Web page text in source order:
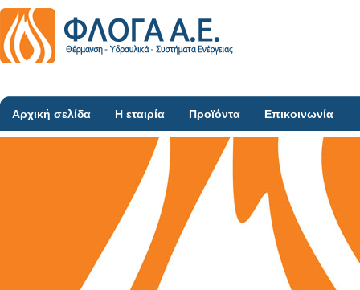
Αρχική σελίδα Η εταιρία Προϊόντα Επικοινωνία